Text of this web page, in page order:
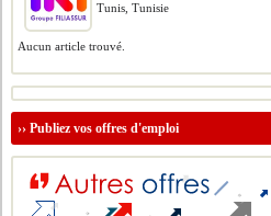
Tunis, Tunisie
Aucun article trouvé.
››Publiez vos offres d'emploi